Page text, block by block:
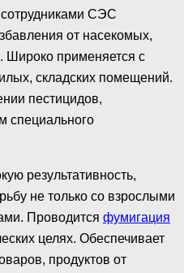
СЭС
от насекомых,
Широко применяется с
складских помещений.
пестицидов,
специального
результативность,
не только со взрослыми
Проводится фумигация
целях. Обеспечивает
продуктов от